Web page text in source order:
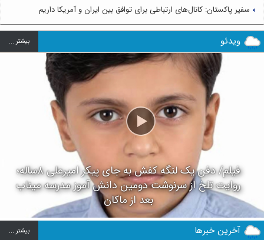
سفیر پاکستان: کانال‌های ارتباطی برای توافق بین ایران و آمریکا داریم
ویدئو بيشتر ...
فیلم/ دفن یک لنگه کفش به جای پیکر امیرعلی ۸ساله؛
روایت تلخ از سرنوشت دومین دانش آموز مدرسه میناب
بعد از ماکان
آخرین خبرها بيشتر ...